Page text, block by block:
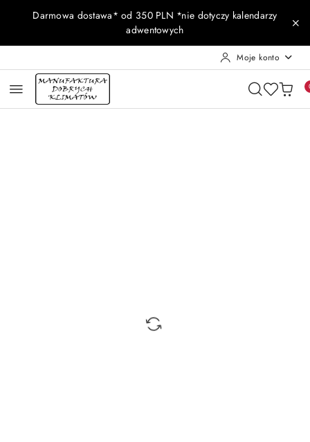
Przejdź do treści głównej
Przejdź do wyszukiwarki
Przejdź do moje konto
Przejdź do menu głównego
Przejdź do opisu produktu
Przejdź do stopki
Darmowa dostawa* od 350 PLN *nie dotyczy kalendarzy
adwentowych
Moje konto